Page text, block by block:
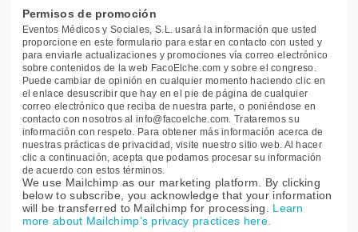
Permisos de promoción
Eventos Médicos y Sociales, S.L. usará la información que usted
proporcione en este formulario para estar en contacto con usted y
para enviarle actualizaciones y promociones vía correo electrónico
sobre contenidos de la web FacoElche.com y sobre el congreso.
Puede cambiar de opinión en cualquier momento haciendo clic en
el enlace desuscribir que hay en el pie de página de cualquier
correo electrónico que reciba de nuestra parte, o poniéndose en
contacto con nosotros al info@facoelche.com. Trataremos su
información con respeto. Para obtener más información acerca de
nuestras prácticas de privacidad, visite nuestro sitio web. Al hacer
clic a continuación, acepta que podamos procesar su información
de acuerdo con estos términos.
We use Mailchimp as our marketing platform. By clicking
below to subscribe, you acknowledge that your information
will be transferred to Mailchimp for processing. Learn
more about Mailchimp's privacy practices here.